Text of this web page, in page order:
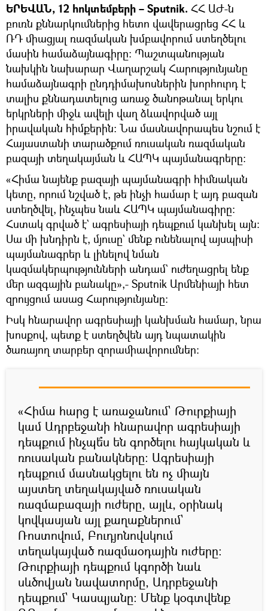
ԵՐԵՎԱՆ, 12 հոկտեմբերի – Sputnik. ՀՀ ԱԺ-ն
բուռն քննարկումներից հետո վավերացրեց ՀՀ և
ՌԴ միացյալ ռազմական խմբավորում ստեղծելու
մասին համաձայնագիրը։ Պաշտպանության
նախկին նախարար Վաղարշակ Հարությունյանը
համաձայնագրի ընդդիմախոսներին խորհուրդ է
տալիս քննադատելուց առաջ ծանոթանալ երկու
երկրների միջև ավելի վաղ ձևավորված այլ
իրավական հիմքերին։ Նա մասնավորապես նշում է
Հայաստանի տարածքում ռուսական ռազմական
բազայի տեղակայման և ՀԱՊԿ պայմանագրերը։
«Հիմա նայենք բազայի պայմանագրի հիմնական
կետը, որում նշված է, թե ինչի համար է այդ բազան
ստեղծվել, ինչպես նաև ՀԱՊԿ պայմանագիրը։
Հստակ գրված է` ագրեսիայի դեպքում կանխել այն։
Սա մի խնդիրն է, մյուսը` մենք ունենալով այսպիսի
պայմանագրեր և լինելով նման
կազմակերպությունների անդամ` ուժեղացրել ենք
մեր ազգային բանակը»,- Sputnik Արմենիայի հետ
զրույցում ասաց Հարությունյանը։
Իսկ հնարավոր ագրեսիայի կանխման համար, նրա
խոսքով, պետք է ստեղծվեն այդ նպատակին
ծառայող տարբեր զորամիավորումներ։
«Հիմա հարց է առաջանում` Թուրքիայի
կամ Ադրբեջանի հնարավոր ագրեսիայի
դեպքում ինչպե՞ս են գործելու հայկական և
ռուսական բանակները։ Ագրեսիայի
դեպքում մասնակցելու են ոչ միայն
այստեղ տեղակայված ռուսական
ռազմաբազայի ուժերը, այլև, օրինակ
կովկասյան այլ քաղաքներում`
Ռոստովում, Բուդյոնովսկում
տեղակայված ռազմաօդային ուժերը։
Թուրքիայի դեպքում կգործի նաև
սևծովյան նավատորմը, Ադրբեջանի
դեպքում` Կասպյանը։ Մենք կօգտվենք